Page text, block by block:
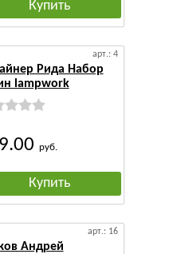
Купить
арт.: 4
Рида Набор
lampwork
руб.
Купить
арт.: 16
Андрей